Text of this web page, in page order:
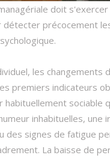
doit
détecter précocement
les changements
premiers indicateurs
habituellement sociable
inhabituelles, une
des signes de fatigue
La baisse de